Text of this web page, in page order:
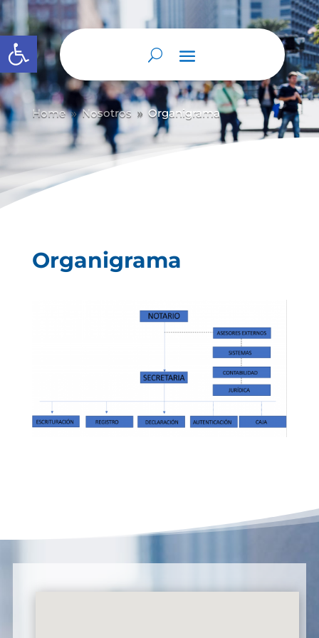
Abrir barra de herramientas
Home 9 Nosotros 9 Organigrama
Organigrama